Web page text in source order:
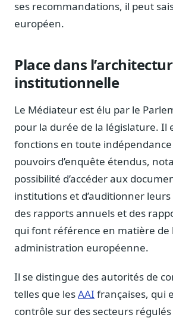
Public Sénat, ONG, cabinets
Qui sommes-nous
Charte IA
Fiabilité, souveraineté, sobriété
Hébergement européen, RGPD
Presse
Kit média, contacts
ses recommandations, il peut
européen.
Place dans
institutionnelle
Le Médiateur est élu par le
pour la durée de la législature. Il
fonctions en toute indépendance
pouvoirs d’enquête étendus,
possibilité d’accéder aux
institutions et d’auditionner
des rapports annuels et des
qui font référence en matière de
administration européenne.
Il se distingue des autorités de
telles que lesAAI françaises, qui
contrôle sur des secteurs